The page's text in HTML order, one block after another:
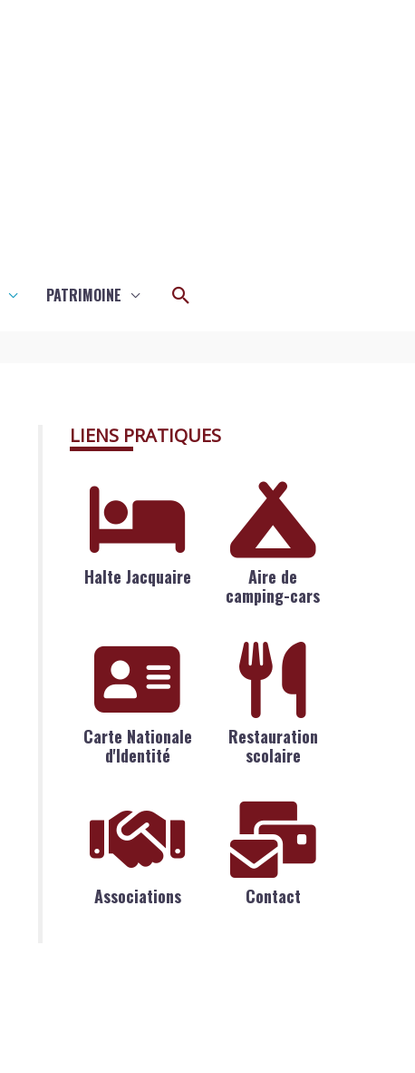
PATRIMOINE Rechercher
LIENS PRATIQUES
Halte Jacquaire
Aire de
camping-cars
Carte Nationale
d'Identité
Restauration
scolaire
Associations Contact